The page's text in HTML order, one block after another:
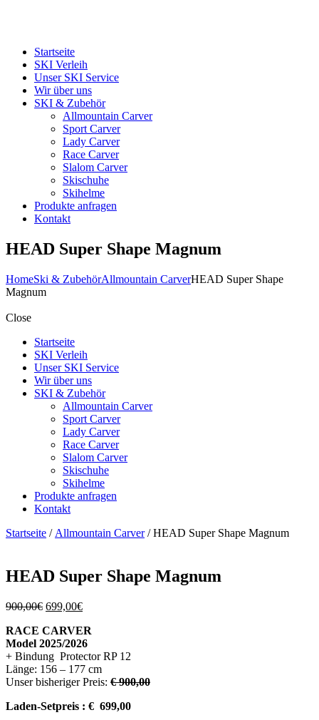
Startseite
SKI Verleih
Unser SKI Service
Wir über uns
SKI & Zubehör
Allmountain Carver
Sport Carver
Lady Carver
Race Carver
Slalom Carver
Skischuhe
Skihelme
Produkte anfragen
Kontakt
HEAD Super Shape Magnum
HomeSki & ZubehörAllmountain CarverHEAD Super Shape
Magnum
Close
Startseite
SKI Verleih
Unser SKI Service
Wir über uns
SKI & Zubehör
Allmountain Carver
Sport Carver
Lady Carver
Race Carver
Slalom Carver
Skischuhe
Skihelme
Produkte anfragen
Kontakt
Startseite / Allmountain Carver/ HEAD Super Shape Magnum
HEAD Super Shape Magnum
900,00€ Ursprünglicher
war:
900,00€
699,00€Aktueller
ist:
699,00€.
RACE CARVER
Model 2025/2026
+ Bindung Protector RP 12
Länge: 156 – 177 cm
Unser bisheriger Preis: € 900,00
Laden-Setpreis : € 699,00